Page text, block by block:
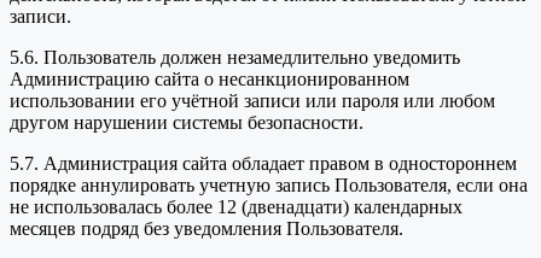
записи.
5.6. Пользователь должен незамедлительно уведомить
Администрацию сайта о несанкционированном
использовании его учётной записи или пароля или любом
другом нарушении системы безопасности.
5.7. Администрация сайта обладает правом в одностороннем
порядке аннулировать учетную запись Пользователя, если она
не использовалась более 12 (двенадцати) календарных
месяцев подряд без уведомления Пользователя.